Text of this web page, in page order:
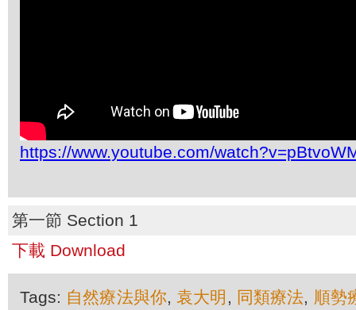
https://www.youtube.com/
第一節 Section 1
下載 Download
Tags: 自然療法與你,袁大明 , 同類療法, 順勢